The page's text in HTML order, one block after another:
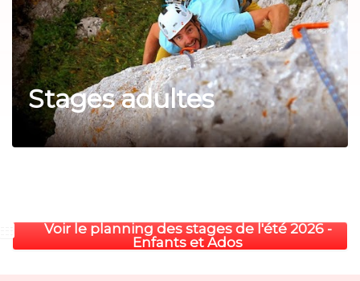
Stages adultes
Voir le planning des stages de l'été 2026 -
Enfants et Ados